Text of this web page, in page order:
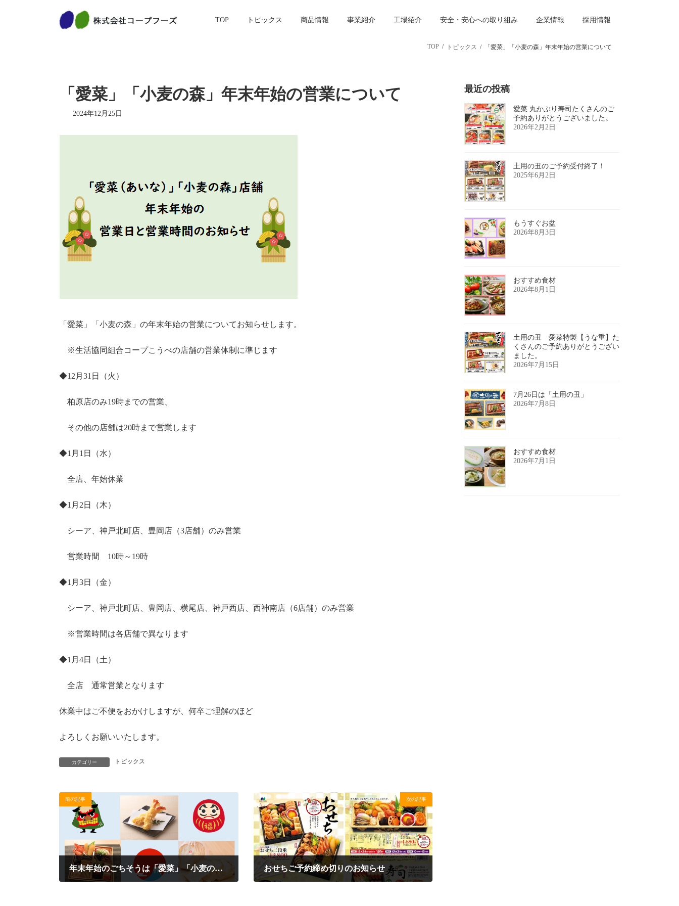
TOP トピックス 商品情報 事業紹介 工場紹介 安全・安心への取り組み 企業情報 採用情報
TOP トピックス 「愛菜」「小麦の森」年末年始の営業について
「愛菜」「小麦の森」年末年始の営業について
2024年12月25日
「愛菜」「小麦の森」の年末年始の営業についてお知らせします。
※生活協同組合コープこうべの店舗の営業体制に準じます
◆12月31日（火）
柏原店のみ19時までの営業、
その他の店舗は20時まで営業します
◆1月1日（水）
全店、年始休業
◆1月2日（木）
シーア、神戸北町店、豊岡店（3店舗）のみ営業
営業時間 10時～19時
◆1月3日（金）
シーア、神戸北町店、豊岡店、横尾店、神戸西店、西神南店（6店舗）のみ営業
※営業時間は各店舗で異なります
◆1月4日（土）
全店 通常営業となります
休業中はご不便をおかけしますが、何卒ご理解のほど
よろしくお願いいたします。
カテゴリー トピックス
前の記事
年末年始のごちそうは「愛菜」「小麦の森」で！
次の記事
おせちご予約締め切りのお知らせ
最近の投稿
愛菜 丸かぶり寿司たくさんのご
予約ありがとうございました。
2026年2月2日
土用の丑のご予約受付終了！
2025年6月2日
もうすぐお盆
2026年8月3日
おすすめ食材
2026年8月1日
土用の丑 愛菜特製【うな重】た
くさんのご予約ありがとうござい
ました。
2026年7月15日
7月26日は「土用の丑」
2026年7月8日
おすすめ食材
2026年7月1日